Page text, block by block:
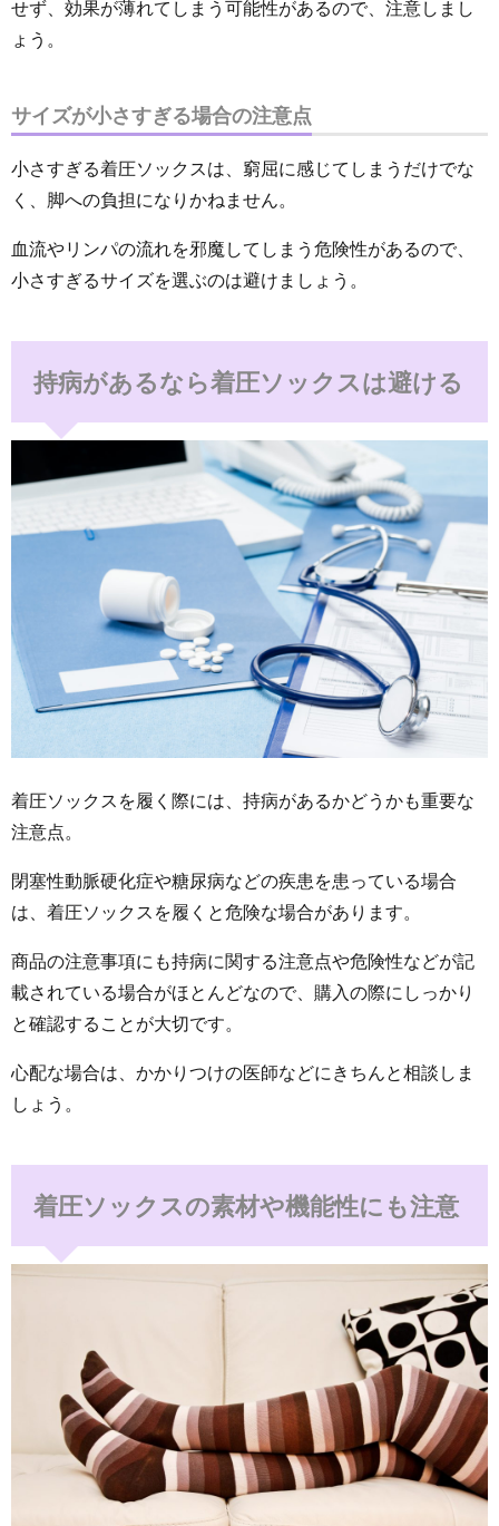
せず、効果が薄れてしまう可能性があるので、注意しまし
ょう。
サイズが小さすぎる場合の注意点
小さすぎる着圧ソックスは、窮屈に感じてしまうだけでな
く、脚への負担になりかねません。
血流やリンパの流れを邪魔してしまう危険性があるので、
小さすぎるサイズを選ぶのは避けましょう。
持病があるなら着圧ソックスは避ける
着圧ソックスを履く際には、持病があるかどうかも重要な
注意点。
閉塞性動脈硬化症や糖尿病などの疾患を患っている場合
は、着圧ソックスを履くと危険な場合があります。
商品の注意事項にも持病に関する注意点や危険性などが記
載されている場合がほとんどなので、購入の際にしっかり
と確認することが大切です。
心配な場合は、かかりつけの医師などにきちんと相談しま
しょう。
着圧ソックスの素材や機能性にも注意